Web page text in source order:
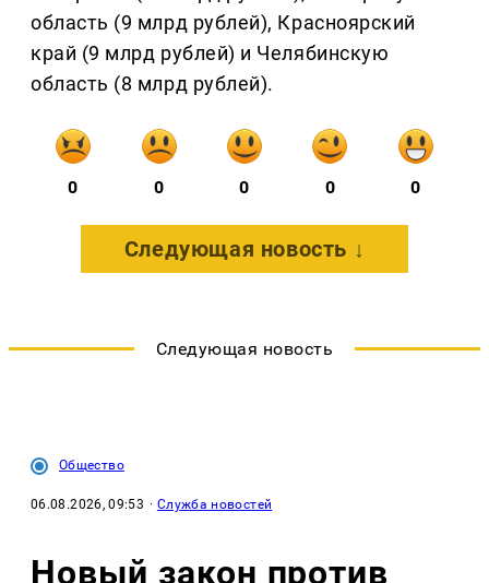
область (9 млрд рублей), Красноярский
край (9 млрд рублей) и Челябинскую
область (8 млрд рублей).
0 0 0 0 0
Следующая новость ↓
Следующая новость
Общество
06.08.2026, 09:53 · Служба новостей
Новый закон против